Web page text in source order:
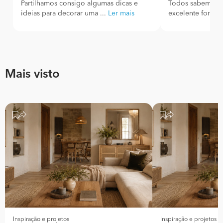
Partilhamos consigo algumas dicas e
ideias para decorar uma ... Ler mais
Todos sabemos
excelente forma
Mais visto
Inspiração e projetos Inspiração e projetos